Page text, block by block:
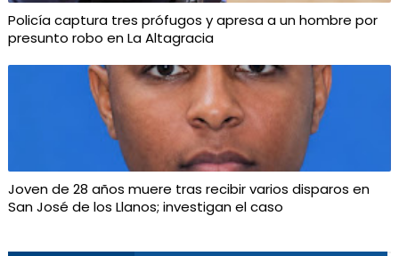
Policía captura tres prófugos y apresa a un hombre por
presunto robo en La Altagracia
Joven de 28 años muere tras recibir varios disparos en
San José de los Llanos; investigan el caso